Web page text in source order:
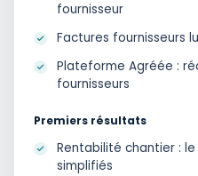
fournisseur
Factures fournisseurs
Plateforme Agréée :
fournisseurs
Premiers résultats
Rentabilité chantier :
simplifiés